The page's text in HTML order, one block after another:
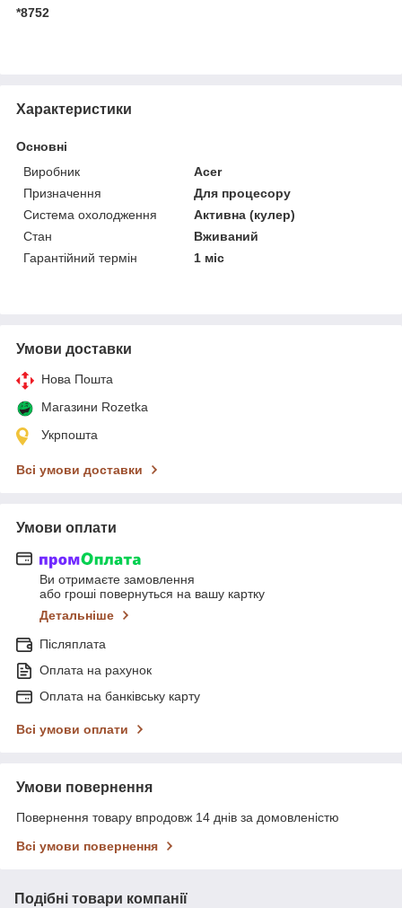
*8752
Характеристики
Основні
Виробник
Acer
Призначення
Для процесору
Система охолодження
Активна (кулер)
Стан
Вживаний
Гарантійний термін
1 міс
Умови доставки
Нова Пошта
Магазини Rozetka
Укрпошта
Всі умови доставки
Умови оплати
Ви отримаєте замовлення
або гроші повернуться на вашу картку
Детальніше
Післяплата
Оплата на рахунок
Оплата на банківську карту
Всі умови оплати
Умови повернення
Повернення товару впродовж 14 днів за домовленістю
Всі умови повернення
Подібні товари компанії